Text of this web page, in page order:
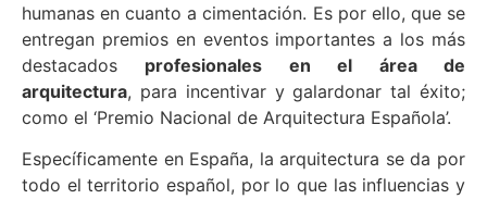
humanas en cuanto a cimentación. Es por ello, que se
entregan premios en eventos importantes a los más
destacados profesionales en el área de
arquitectura, para incentivar y galardonar tal éxito;
como el ‘Premio Nacional de Arquitectura Española’.
Específicamente en España, la arquitectura se da por
todo el territorio español, por lo que las influencias y